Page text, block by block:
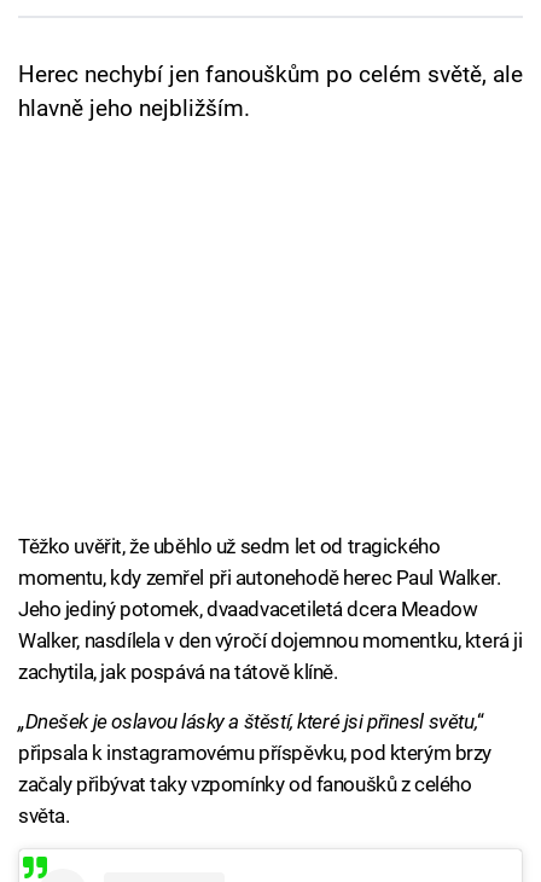
Přihlášení
Herec nechybí jen fanouškům po celém světě, ale
hlavně jeho nejbližším.
Těžko uvěřit, že uběhlo už sedm let od tragického
momentu, kdy zemřel při autonehodě herec Paul Walker.
Jeho jediný potomek, dvaadvacetiletá dcera Meadow
Walker, nasdílela v den výročí dojemnou momentku, která ji
zachytila, jak pospává na tátově klíně.
„Dnešek je oslavou lásky a štěstí, které jsi přinesl světu,“
připsala k instagramovému příspěvku, pod kterým brzy
začaly přibývat taky vzpomínky od fanoušků z celého
světa.